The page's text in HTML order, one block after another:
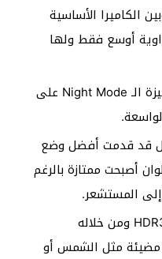
الكاميرا الأساسية
أوسع فقط ولها
الشركة أضافت في العدة ميزة الـ Night Mode على
قد قدمت أفضل وضع
أصبحت ممتازة بالرغم
المستشعر.
الكاميرات الخلفية تدعم الـ HDR3 ومن خلاله
مضيئة مثل الشمس أو